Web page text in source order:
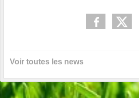
Voir toutes les news